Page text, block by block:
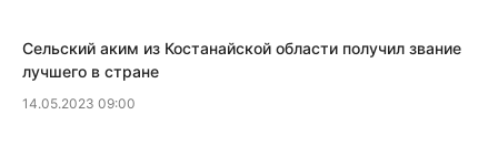
Сельский аким из Костанайской области получил звание
лучшего в стране
14.05.2023 09:00